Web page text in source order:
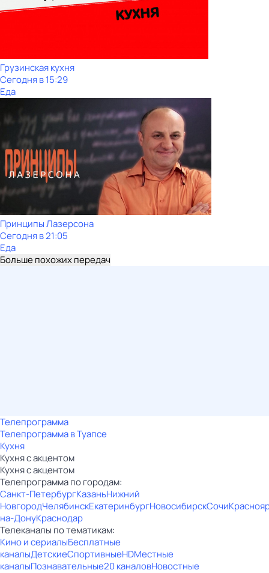
Грузинская кухня
Сегодня в 15:29
Еда
Принципы Лазерсона
Сегодня в 21:05
Еда
Больше похожих передач
Телепрограмма
Телепрограмма в Туапсе
Кухня
Кухня с акцентом
Кухня с акцентом
Телепрограмма по городам:
Санкт-ПетербургКазаньНижний
НовгородЧелябинскЕкатеринбургНовосибирскСочи
на-ДонуКраснодар
Телеканалы по тематикам:
Кино и сериалыБесплатные
каналыДетскиеСпортивныеHDМестные
каналыПознавательные20 каналовНовостные